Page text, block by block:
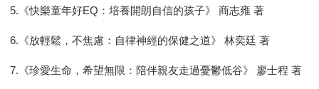
5.《快樂童年好EQ：培養開朗自信的孩子》 商志雍 著
6.《放輕鬆，不焦慮：自律神經的保健之道》 林奕廷 著
7.《珍愛生命，希望無限：陪伴親友走過憂鬱低谷》 廖士程 著